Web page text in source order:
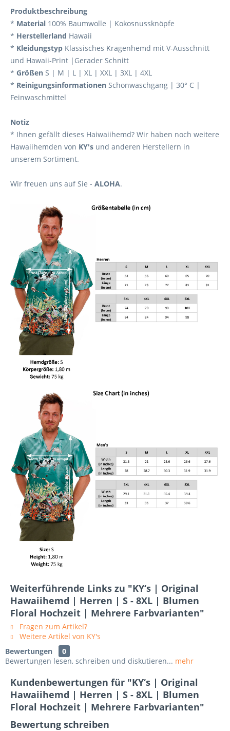
Produktbeschreibung
* Material 100% Baumwolle | Kokosnussknöpfe
* Herstellerland Hawaii
* Kleidungstyp Klassisches Kragenhemd mit V-Ausschnitt
und Hawaii-Print |Gerader Schnitt
* Größen S | M | L | XL | XXL | 3XL | 4XL
* Reinigungsinformationen Schonwaschgang | 30° C |
Feinwaschmittel
Notiz
* Ihnen gefällt dieses Haiwaiihemd? Wir haben noch weitere
Hawaiihemden von KY's und anderen Herstellern in
unserem Sortiment.
Wir freuen uns auf Sie - ALOHA.
Weiterführende Links zu "KY‘s | Original
Hawaiihemd | Herren | S - 8XL | Blumen
Floral Hochzeit | Mehrere Farbvarianten"
Fragen zum Artikel?
Weitere Artikel von KY's
Bewertungen
0
Bewertungen lesen, schreiben und diskutieren... mehr
Kundenbewertungen für "KY‘s | Original
Hawaiihemd | Herren | S - 8XL | Blumen
Floral Hochzeit | Mehrere Farbvarianten"
Bewertung schreiben